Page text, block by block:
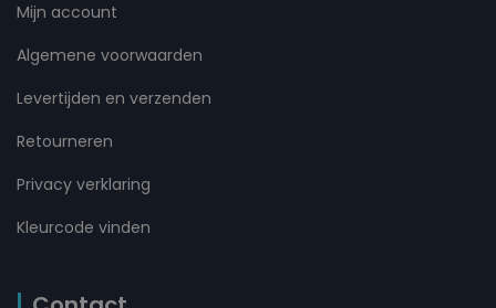
Mijn account
Algemene voorwaarden
Levertijden en verzenden
Retourneren
Privacy verklaring
Kleurcode vinden